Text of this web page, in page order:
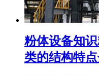
粉体设备知
类的结构特